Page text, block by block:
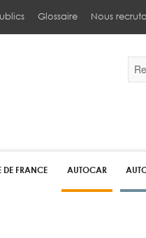
Glossaire Nous
par
la
DE FRANCE AUTOCAR